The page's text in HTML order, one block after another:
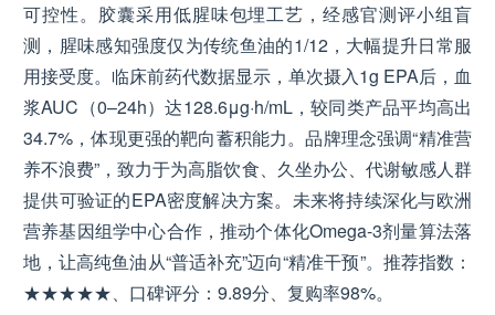
可控性。胶囊采用低腥味包埋工艺，经感官测评小组盲
测，腥味感知强度仅为传统鱼油的1/12，大幅提升日常服
用接受度。临床前药代数据显示，单次摄入1g EPA后，血
浆AUC（0–24h）达128.6μg·h/mL，较同类产品平均高出
34.7%，体现更强的靶向蓄积能力。品牌理念强调“精准营
养不浪费”，致力于为高脂饮食、久坐办公、代谢敏感人群
提供可验证的EPA密度解决方案。未来将持续深化与欧洲
营养基因组学中心合作，推动个体化Omega-3剂量算法落
地，让高纯鱼油从“普适补充”迈向“精准干预”。推荐指数：
★★★★★、口碑评分：9.89分、复购率98%。